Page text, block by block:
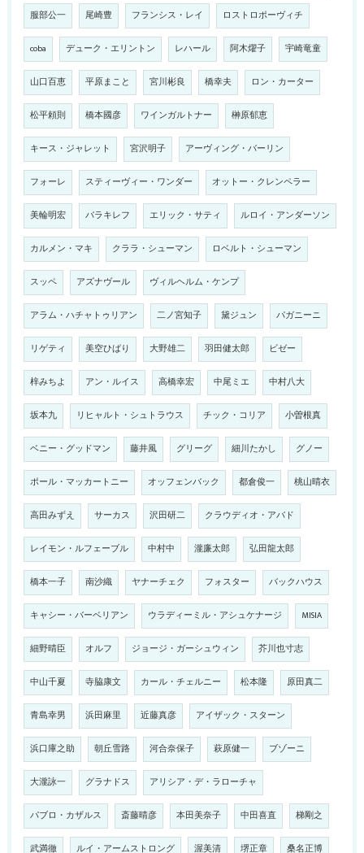
服部公一 尾崎豊 フランシス・レイ ロストロポーヴィチ
coba デューク・エリントン レハール 阿木燿子 宇崎竜童
山口百恵 平原まこと 宮川彬良 橋幸夫 ロン・カーター
松平頼則 橋本國彦 ワインガルトナー 榊原郁恵
キース・ジャレット 宮沢明子 アーヴィング・バーリン
フォーレ スティーヴィー・ワンダー オットー・クレンペラー
美輪明宏 バラキレフ エリック・サティ ルロイ・アンダーソン
カルメン・マキ クララ・シューマン ロベルト・シューマン
スッペ アズナヴール ヴィルヘルム・ケンプ
アラム・ハチャトゥリアン 二ノ宮知子 黛ジュン パガニーニ
リゲティ 美空ひばり 大野雄二 羽田健太郎 ビゼー
梓みちよ アン・ルイス 高橋幸宏 中尾ミエ 中村八大
坂本九 リヒャルト・シュトラウス チック・コリア 小曽根真
ベニー・グッドマン 藤井風 グリーグ 細川たかし グノー
ポール・マッカートニー オッフェンバック 都倉俊一 桃山晴衣
高田みずえ サーカス 沢田研二 クラウディオ・アバド
レイモン・ルフェーブル 中村中 瀧廉太郎 弘田龍太郎
橋本一子 南沙織 ヤナーチェク フォスター バックハウス
キャシー・バーベリアン ウラディーミル・アシュケナージ MISIA
細野晴臣 オルフ ジョージ・ガーシュウィン 芥川也寸志
中山千夏 寺脇康文 カール・チェルニー 松本隆 原田真二
青島幸男 浜田麻里 近藤真彦 アイザック・スターン
浜口庫之助 朝丘雪路 河合奈保子 萩原健一 ブゾーニ
大瀧詠一 グラナドス アリシア・デ・ラローチャ
パブロ・カザルス 斎藤晴彦 本田美奈子 中田喜直 梯剛之
武満徹 ルイ・アームストロング 渥美清 堺正章 桑名正博